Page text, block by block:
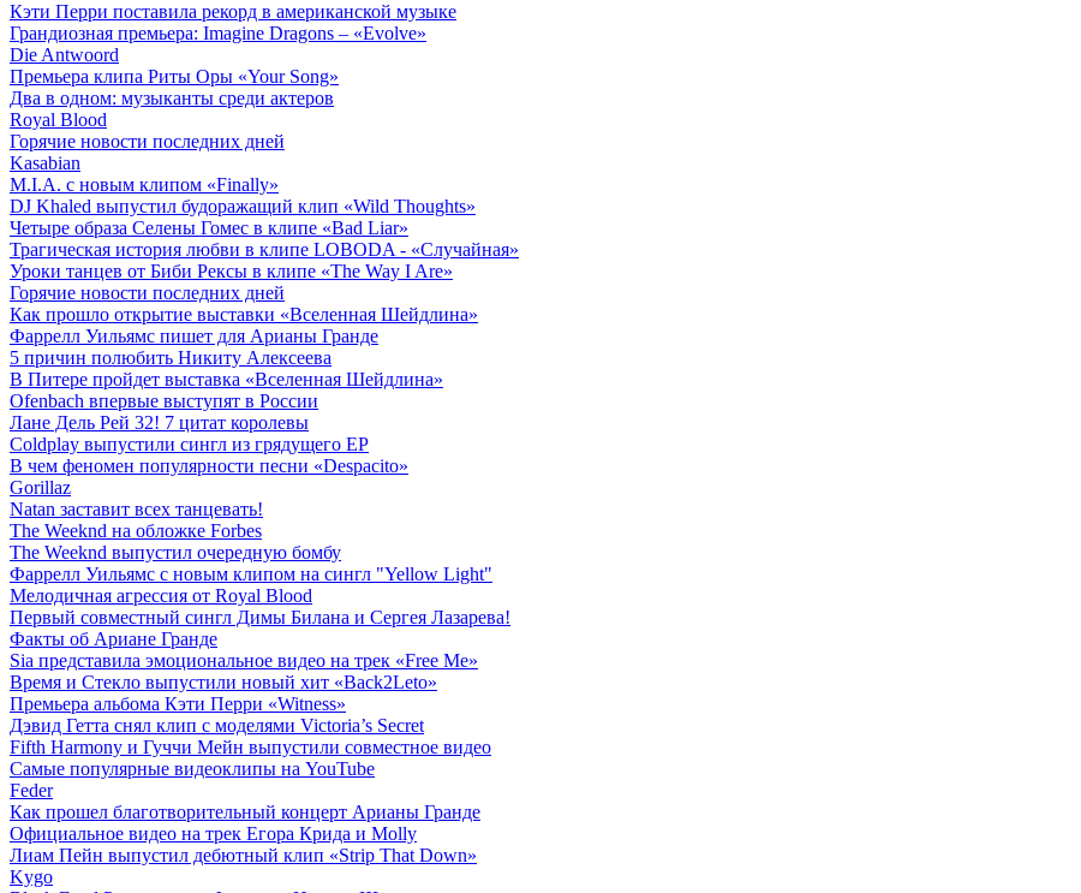
Кэти Перри поставила рекорд в американской музыке
Грандиозная премьера: Imagine Dragons – «Evolve»
Die Antwoord
Премьера клипа Риты Оры «Your Song»
Два в одном: музыканты среди актеров
Royal Blood
Горячие новости последних дней
Kasabian
M.I.A. с новым клипом «Finally»
DJ Khaled выпустил будоражащий клип «Wild Thoughts»
Четыре образа Селены Гомес в клипе «Bad Liar»
Трагическая история любви в клипе LOBODA - «Случайная»
Уроки танцев от Биби Рексы в клипе «The Way I Are»
Горячие новости последних дней
Как прошло открытие выставки «Вселенная Шейдлина»
Фаррелл Уильямс пишет для Арианы Гранде
5 причин полюбить Никиту Алексеева
В Питере пройдет выставка «Вселенная Шейдлина»
Ofenbach впервые выступят в России
Лане Дель Рей 32! 7 цитат королевы
Coldplay выпустили сингл из грядущего EP
В чем феномен популярности песни «Despacito»
Gorillaz
Natan заставит всех танцевать!
The Weeknd на обложке Forbes
The Weeknd выпустил очередную бомбу
Фаррелл Уильямс с новым клипом на сингл "Yellow Light"
Мелодичная агрессия от Royal Blood
Первый совместный сингл Димы Билана и Сергея Лазарева!
Факты об Ариане Гранде
Sia представила эмоциональное видео на трек «Free Me»
Время и Стекло выпустили новый хит «Back2Leto»
Премьера альбома Кэти Перри «Witness»
Дэвид Гетта снял клип с моделями Victoria’s Secret
Fifth Harmony и Гуччи Мейн выпустили совместное видео
Самые популярные видеоклипы на YouTube
Feder
Как прошел благотворительный концерт Арианы Гранде
Официальное видео на трек Егора Крида и Molly
Лиам Пейн выпустил дебютный клип «Strip That Down»
Kygo